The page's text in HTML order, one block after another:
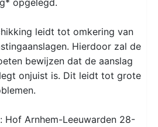
leidt tot omkering van
Hierdoor zal de
bewijzen dat de aanslag
onjuist is. Dit leidt tot grote
Hof Arnhem-Leeuwarden 28-